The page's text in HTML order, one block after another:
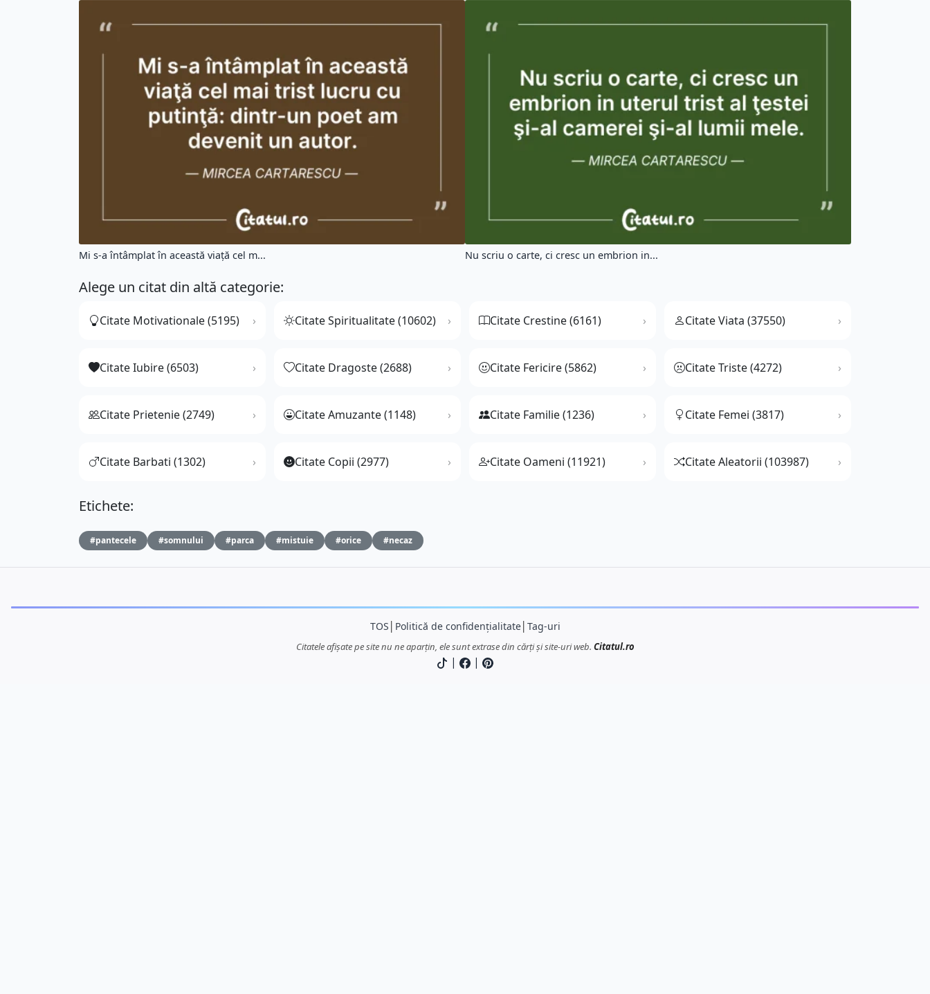
Mi s-a întâmplat în această viaţă cel m... Nu scriu o carte, ci cresc un embrion in...
Alege un citat din altă categorie:
Citate Motivationale (5195) Citate Spiritualitate (10602) Citate Crestine (6161) Citate Viata (37550)
Citate Iubire (6503) Citate Dragoste (2688) Citate Fericire (5862) Citate Triste (4272)
Citate Prietenie (2749) Citate Amuzante (1148) Citate Familie (1236) Citate Femei (3817)
Citate Barbati (1302) Citate Copii (2977) Citate Oameni (11921) Citate Aleatorii (103987)
Etichete:
#pantecele #somnului #parca #mistuie #orice #necaz
TOS Politică de confidențialitate│ Tag-uri
Citatele afișate pe site nu ne aparțin, ele sunt extrase din cărți și site-uri web. Citatul.ro
| |